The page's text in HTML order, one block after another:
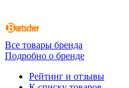
Все товары бренда
Подробно о бренде
Рейтинг и отзывы